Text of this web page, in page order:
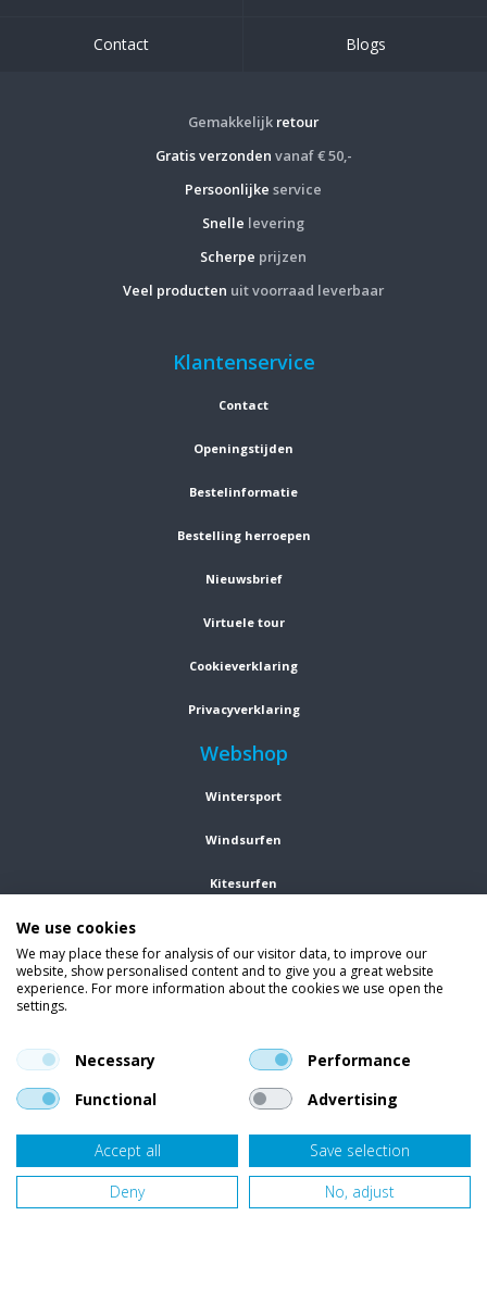
Contact Blogs
Gemakkelijk retour
Gratis verzonden vanaf € 50,-
Persoonlijke service
Snelle levering
Scherpe prijzen
Veel producten uit voorraad leverbaar
Klantenservice
Contact
Openingstijden
Bestelinformatie
Bestelling herroepen
Nieuwsbrief
Virtuele tour
Cookieverklaring
Privacyverklaring
Webshop
Wintersport
Windsurfen
Kitesurfen
Kleding
Vind ons op social media
En blijf op de hoogte van trends, aanbiedingen en kortingsacties.
Onze klanten beoordelen Van Bellen Wind & Snowgemiddeld met een
op basis van455beoordelingen.
We use cookies
We may place these for analysis of our visitor data, to improve our
website, show personalised content and to give you a great website
experience. For more information about the cookies we use open the
settings.
Necessary
Performance
Functional
Advertising
Accept all
Save selection
Deny
No, adjust